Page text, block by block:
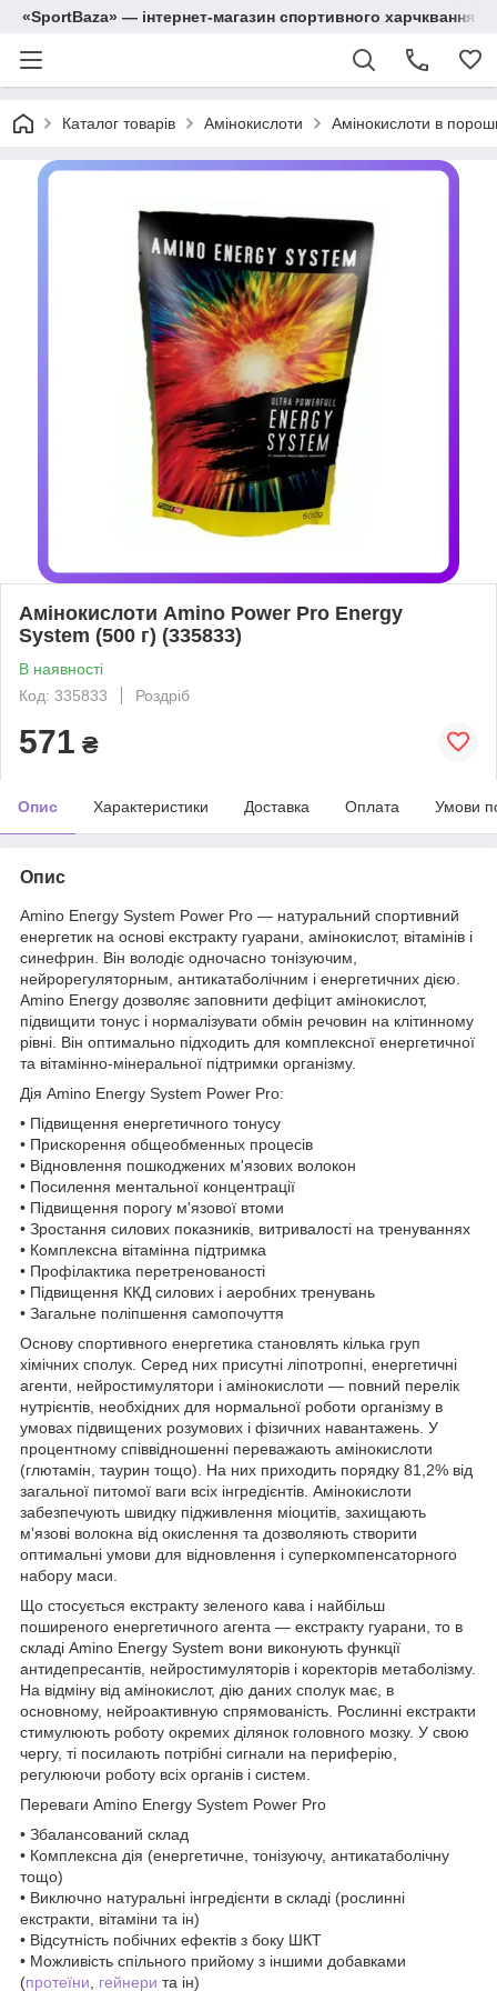
«SportBaza» — інтернет-магазин спортивного харчквання
Каталог товарів Амінокислоти Амінокислоти в
Амінокислоти Amino Power Pro Energy
System (500 г) (335833)
В наявності
Код: 335833
Роздріб
571 ₴
Опис Характеристики Доставка Оплата Умови
Опис
Amino Energy System Power Pro — натуральний спортивний
енергетик на основі екстракту гуарани, амінокислот, вітамінів і
синефрин. Він володіє одночасно тонізуючим,
нейрорегуляторным, антикатаболічним і енергетичних дією.
Amino Energy дозволяє заповнити дефіцит амінокислот,
підвищити тонус і нормалізувати обмін речовин на клітинному
рівні. Він оптимально підходить для комплексної енергетичної
та вітамінно-мінеральної підтримки організму.
Дія Amino Energy System Power Pro:
• Підвищення енергетичного тонусу
• Прискорення общеобменных процесів
• Відновлення пошкоджених м'язових волокон
• Посилення ментальної концентрації
• Підвищення порогу м'язової втоми
• Зростання силових показників, витривалості на тренуваннях
• Комплексна вітамінна підтримка
• Профілактика перетренованості
• Підвищення ККД силових і аеробних тренувань
• Загальне поліпшення самопочуття
Основу спортивного енергетика становлять кілька груп
хімічних сполук. Серед них присутні ліпотропні, енергетичні
агенти, нейростимулятори і амінокислоти — повний перелік
нутрієнтів, необхідних для нормальної роботи організму в
умовах підвищених розумових і фізичних навантажень. У
процентному співвідношенні переважають амінокислоти
(глютамін, таурин тощо). На них приходить порядку 81,2% від
загальної питомої ваги всіх інгредієнтів. Амінокислоти
забезпечують швидку підживлення міоцитів, захищають
м'язові волокна від окислення та дозволяють створити
оптимальні умови для відновлення і суперкомпенсаторного
набору маси.
Що стосується екстракту зеленого кава і найбільш
поширеного енергетичного агента — екстракту гуарани, то в
складі Amino Energy System вони виконують функції
антидепресантів, нейростимуляторів і коректорів метаболізму.
На відміну від амінокислот, дію даних сполук має, в
основному, нейроактивную спрямованість. Рослинні екстракти
стимулюють роботу окремих ділянок головного мозку. У свою
чергу, ті посилають потрібні сигнали на периферію,
регулюючи роботу всіх органів і систем.
Переваги Amino Energy System Power Pro
• Збалансований склад
• Комплексна дія (енергетичне, тонізуючу, антикатаболічну
тощо)
• Виключно натуральні інгредієнти в складі (рослинні
екстракти, вітаміни та ін)
• Відсутність побічних ефектів з боку ШКТ
• Можливість спільного прийому з іншими добавками
(протеїни гейнери та ін)